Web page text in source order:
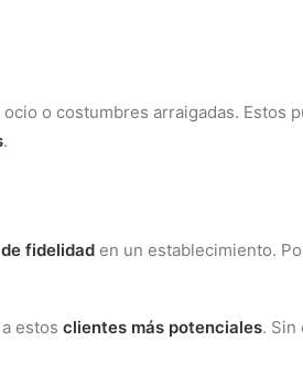
o costumbres arraigadas. Estos
.
fidelidad en un establecimiento.
estos clientes más potenciales. Sin